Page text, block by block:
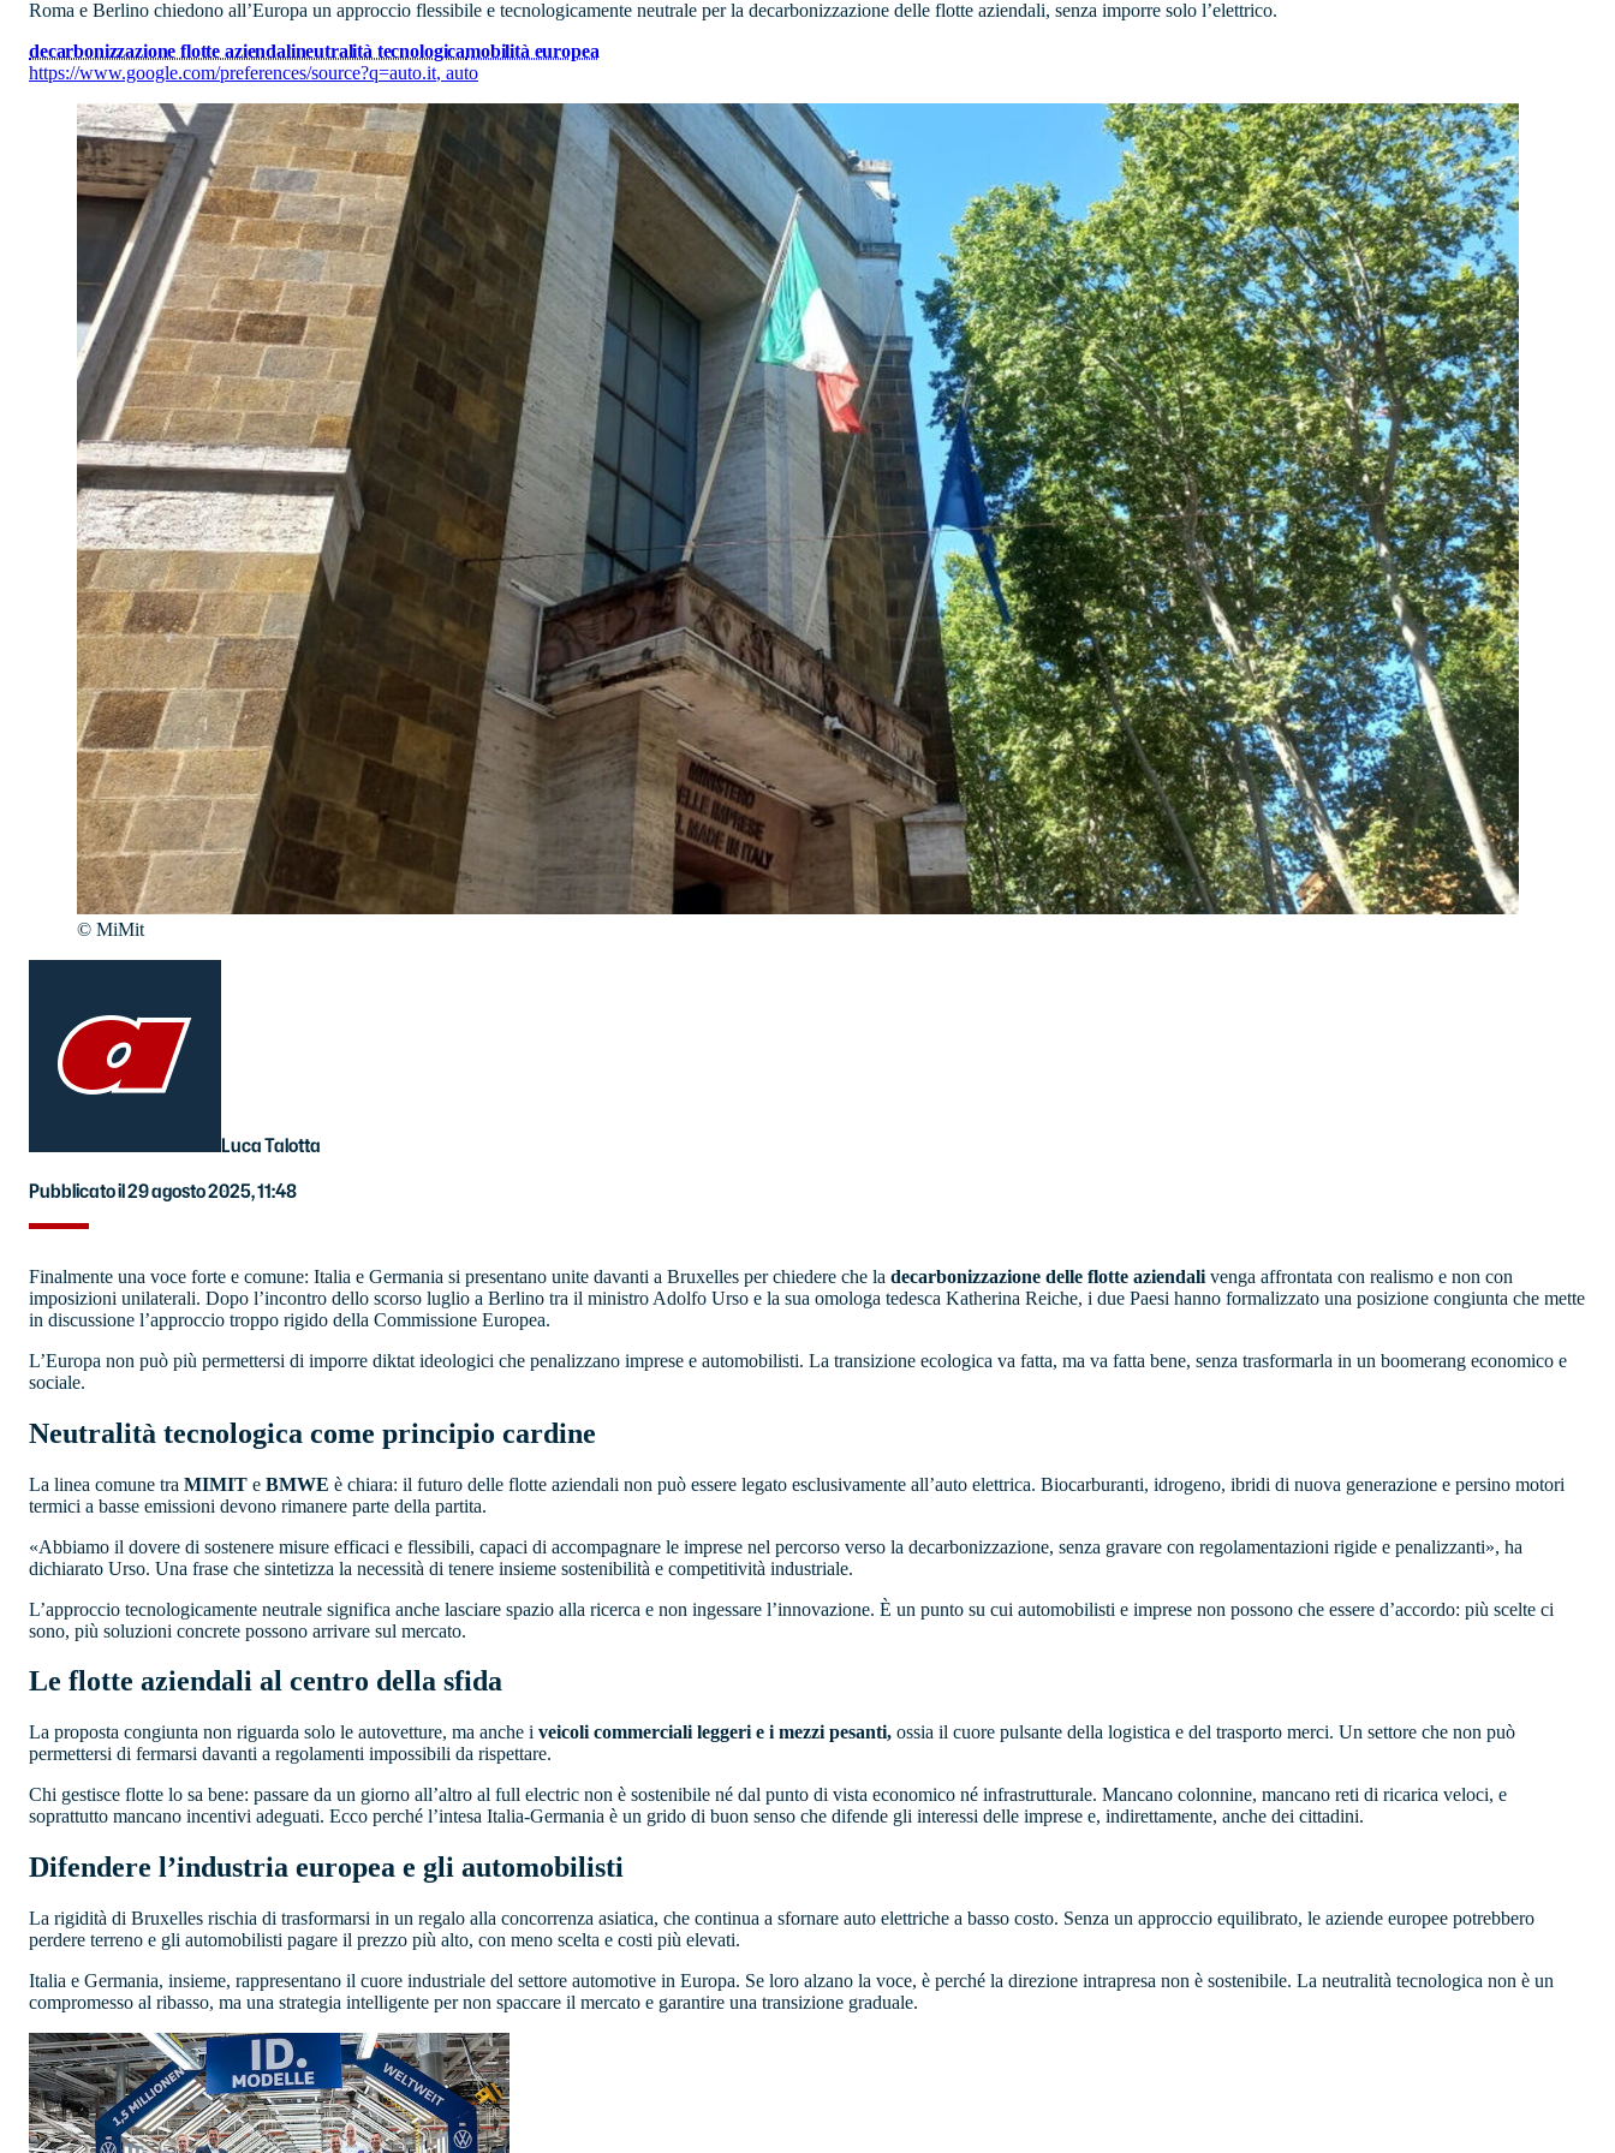
Roma e Berlino chiedono all’Europa un approccio flessibile e tecnologicamente neutrale per la decarbonizzazione delle flotte aziendali, senza imporre solo l’elettrico.
decarbonizzazione flotte aziendalineutralità tecnologicamobilità europea
https://www.google.com/preferences/source?q=auto.it, auto
© MiMit
Luca Talotta
Pubblicato il 29 agosto 2025, 11:48
Finalmente una voce forte e comune: Italia e Germania si presentano unite davanti a Bruxelles per chiedere che la decarbonizzazione delle flotte aziendali venga affrontata con realismo e non con
imposizioni unilaterali. Dopo l’incontro dello scorso luglio a Berlino tra il ministro Adolfo Urso e la sua omologa tedesca Katherina Reiche, i due Paesi hanno formalizzato una posizione congiunta che mette
in discussione l’approccio troppo rigido della Commissione Europea.
L’Europa non può più permettersi di imporre diktat ideologici che penalizzano imprese e automobilisti. La transizione ecologica va fatta, ma va fatta bene, senza trasformarla in un boomerang economico e
sociale.
Neutralità tecnologica come principio cardine
La linea comune tra MIMIT e BMWE è chiara: il futuro delle flotte aziendali non può essere legato esclusivamente all’auto elettrica. Biocarburanti, idrogeno, ibridi di nuova generazione e persino motori
termici a basse emissioni devono rimanere parte della partita.
«Abbiamo il dovere di sostenere misure efficaci e flessibili, capaci di accompagnare le imprese nel percorso verso la decarbonizzazione, senza gravare con regolamentazioni rigide e penalizzanti», ha
dichiarato Urso. Una frase che sintetizza la necessità di tenere insieme sostenibilità e competitività industriale.
L’approccio tecnologicamente neutrale significa anche lasciare spazio alla ricerca e non ingessare l’innovazione. È un punto su cui automobilisti e imprese non possono che essere d’accordo: più scelte ci
sono, più soluzioni concrete possono arrivare sul mercato.
Le flotte aziendali al centro della sfida
La proposta congiunta non riguarda solo le autovetture, ma anche i veicoli commerciali leggeri e i mezzi pesanti, ossia il cuore pulsante della logistica e del trasporto merci. Un settore che non può
permettersi di fermarsi davanti a regolamenti impossibili da rispettare.
Chi gestisce flotte lo sa bene: passare da un giorno all’altro al full electric non è sostenibile né dal punto di vista economico né infrastrutturale. Mancano colonnine, mancano reti di ricarica veloci, e
soprattutto mancano incentivi adeguati. Ecco perché l’intesa Italia-Germania è un grido di buon senso che difende gli interessi delle imprese e, indirettamente, anche dei cittadini.
Difendere l’industria europea e gli automobilisti
La rigidità di Bruxelles rischia di trasformarsi in un regalo alla concorrenza asiatica, che continua a sfornare auto elettriche a basso costo. Senza un approccio equilibrato, le aziende europee potrebbero
perdere terreno e gli automobilisti pagare il prezzo più alto, con meno scelta e costi più elevati.
Italia e Germania, insieme, rappresentano il cuore industriale del settore automotive in Europa. Se loro alzano la voce, è perché la direzione intrapresa non è sostenibile. La neutralità tecnologica non è un
compromesso al ribasso, ma una strategia intelligente per non spaccare il mercato e garantire una transizione graduale.